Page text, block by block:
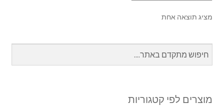
מציג תוצאה אחת
מוצרים לפי קטגוריות